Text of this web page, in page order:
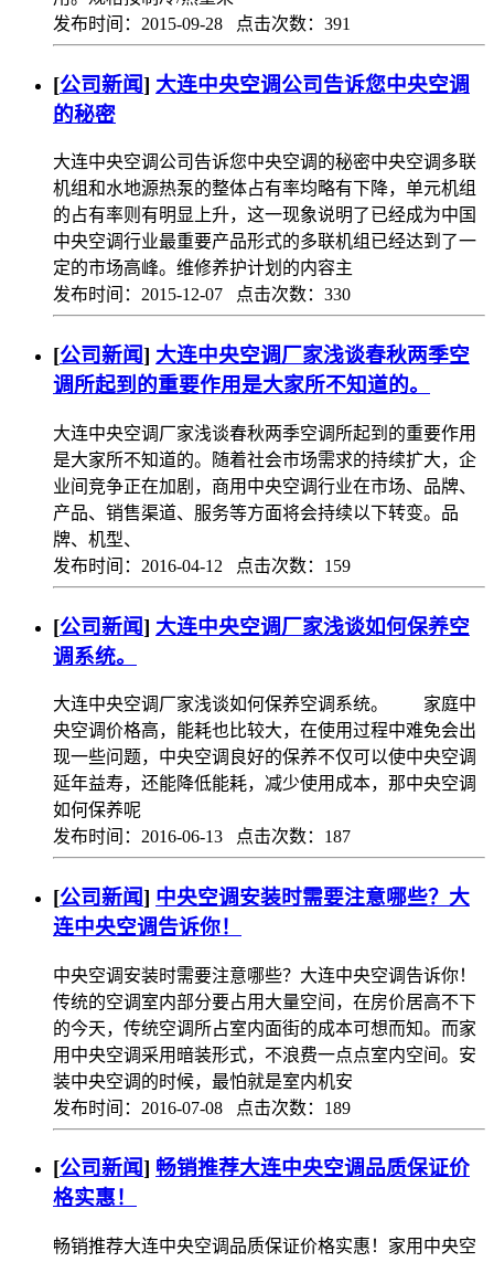
发布时间：2015-09-28 点击次数：391
[公司新闻] 大连中央空调公司告诉您中央空调
的秘密
大连中央空调公司告诉您中央空调的秘密中央空调多联
机组和水地源热泵的整体占有率均略有下降，单元机组
的占有率则有明显上升，这一现象说明了已经成为中国
中央空调行业最重要产品形式的多联机组已经达到了一
定的市场高峰。维修养护计划的内容主
发布时间：2015-12-07 点击次数：330
[公司新闻] 大连中央空调厂家浅谈春秋两季空
调所起到的重要作用是大家所不知道的。
大连中央空调厂家浅谈春秋两季空调所起到的重要作用
是大家所不知道的。随着社会市场需求的持续扩大，企
业间竞争正在加剧，商用中央空调行业在市场、品牌、
产品、销售渠道、服务等方面将会持续以下转变。品
牌、机型、
发布时间：2016-04-12 点击次数：159
[公司新闻] 大连中央空调厂家浅谈如何保养空
调系统。
大连中央空调厂家浅谈如何保养空调系统。 家庭中
央空调价格高，能耗也比较大，在使用过程中难免会出
现一些问题，中央空调良好的保养不仅可以使中央空调
延年益寿，还能降低能耗，减少使用成本，那中央空调
如何保养呢
发布时间：2016-06-13 点击次数：187
[公司新闻] 中央空调安装时需要注意哪些？大
连中央空调告诉你！
中央空调安装时需要注意哪些？大连中央空调告诉你！
传统的空调室内部分要占用大量空间，在房价居高不下
的今天，传统空调所占室内面街的成本可想而知。而家
用中央空调采用暗装形式，不浪费一点点室内空间。安
装中央空调的时候，最怕就是室内机安
发布时间：2016-07-08 点击次数：189
[公司新闻] 畅销推荐大连中央空调品质保证价
格实惠！
畅销推荐大连中央空调品质保证价格实惠！家用中央空